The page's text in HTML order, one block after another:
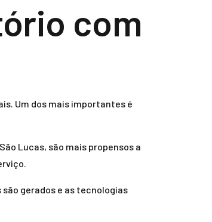
com
Um dos mais importantes é
Lucas, são mais propensos a
gerados e as tecnologias